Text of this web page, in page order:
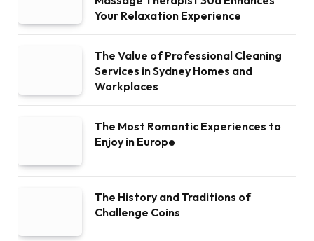
Your Relaxation Experience
The Value of Professional Cleaning
Services in Sydney Homes and
Workplaces
The Most Romantic Experiences to
Enjoy in Europe
The History and Traditions of
Challenge Coins